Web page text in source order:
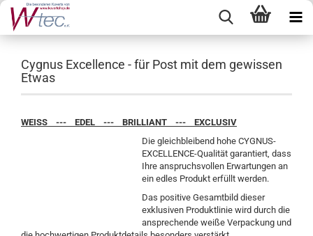
Cygnus Excellence - für Post mit dem gewissen
Etwas
WEISS --- EDEL --- BRILLIANT --- EXCLUSIV
Die gleichbleibend hohe CYGNUS-
EXCELLENCE-Qualität garantiert, dass
Ihre anspruchsvollen Erwartungen an
ein edles Produkt erfüllt werden.
Das positive Gesamtbild dieser
exklusiven Produktlinie wird durch die
ansprechende weiße Verpackung und